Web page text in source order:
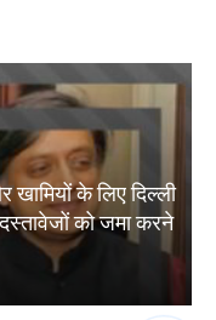
खामियों के लिए दिल्ली
को जमा करने